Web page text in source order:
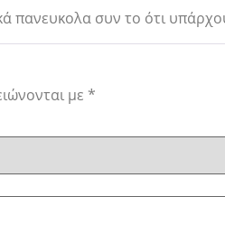
πανευκολα συν το ότι
με *